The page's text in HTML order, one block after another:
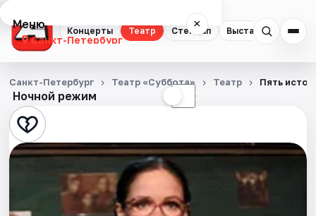
Концерты Театр Стендап Выставки
Меню ×
Санкт-Петербург
Концерты
Театр
Стендап
Выставки
Квесты
Ночной режим ☾
Санкт-Петербург Театр «Суббота» Театр Пять